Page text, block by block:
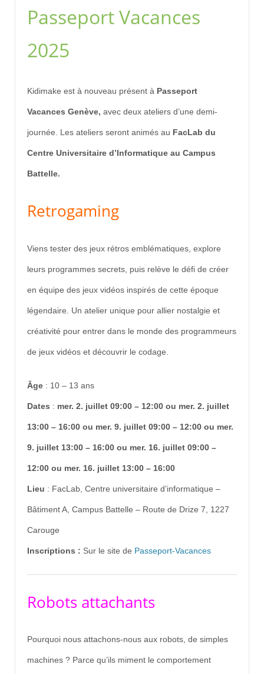
Passeport Vacances
2025
Kidimake est à nouveau présent à Passeport
Vacances Genève, avec deux ateliers d’une demi-
journée. Les ateliers seront animés au FacLab du
Centre Universitaire d’Informatique au Campus
Battelle.
Retrogaming
Viens tester des jeux rétros emblématiques, explore
leurs programmes secrets, puis relève le défi de créer
en équipe des jeux vidéos inspirés de cette époque
légendaire. Un atelier unique pour allier nostalgie et
créativité pour entrer dans le monde des programmeurs
de jeux vidéos et découvrir le codage.
Âge : 10 – 13 ans
Dates : mer. 2. juillet 09:00 – 12:00 ou mer. 2. juillet
13:00 – 16:00 ou mer. 9. juillet 09:00 – 12:00 ou mer.
9. juillet 13:00 – 16:00 ou mer. 16. juillet 09:00 –
12:00 ou mer. 16. juillet 13:00 – 16:00
Lieu : FacLab, Centre universitaire d’informatique –
Bâtiment A, Campus Battelle – Route de Drize 7, 1227
Carouge
Inscriptions : Sur le site de Passeport-Vacances
Robots attachants
Pourquoi nous attachons-nous aux robots, de simples
machines ? Parce qu’ils miment le comportement